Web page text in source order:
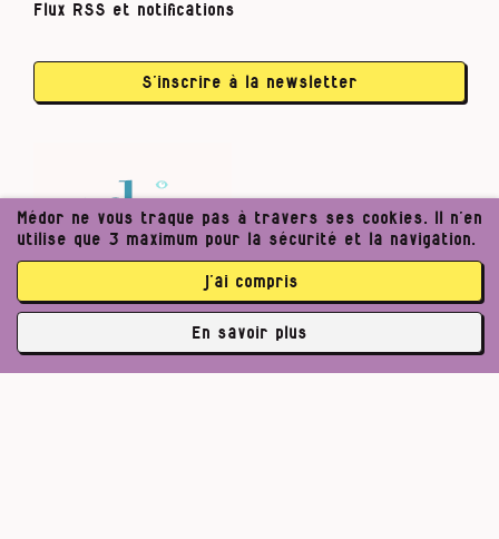
Flux RSS et notifications
S’inscrire à la newsletter
Médor ne vous traque pas à travers ses cookies. Il n’en
utilise que 3 maximum pour la sécurité et la navigation.
j’ai compris
En savoir plus